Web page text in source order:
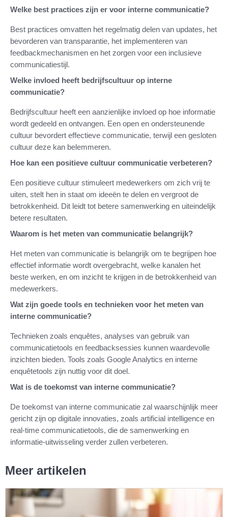
Welke best practices zijn er voor interne communicatie?
Best practices omvatten het regelmatig delen van updates, het
bevorderen van transparantie, het implementeren van
feedbackmechanismen en het zorgen voor een inclusieve
communicatiestijl.
Welke invloed heeft bedrijfscultuur op interne
communicatie?
Bedrijfscultuur heeft een aanzienlijke invloed op hoe informatie
wordt gedeeld en ontvangen. Een open en ondersteunende
cultuur bevordert effectieve communicatie, terwijl een gesloten
cultuur deze kan belemmeren.
Hoe kan een positieve cultuur communicatie verbeteren?
Een positieve cultuur stimuleert medewerkers om zich vrij te
uiten, stelt hen in staat om ideeën te delen en vergroot de
betrokkenheid. Dit leidt tot betere samenwerking en uiteindelijk
betere resultaten.
Waarom is het meten van communicatie belangrijk?
Het meten van communicatie is belangrijk om te begrijpen hoe
effectief informatie wordt overgebracht, welke kanalen het
beste werken, en om inzicht te krijgen in de betrokkenheid van
medewerkers.
Wat zijn goede tools en technieken voor het meten van
interne communicatie?
Technieken zoals enquêtes, analyses van gebruik van
communicatietools en feedbacksessies kunnen waardevolle
inzichten bieden. Tools zoals Google Analytics en interne
enquêtetools zijn nuttig voor dit doel.
Wat is de toekomst van interne communicatie?
De toekomst van interne communicatie zal waarschijnlijk meer
gericht zijn op digitale innovaties, zoals artificial intelligence en
real-time communicatietools, die de samenwerking en
informatie-uitwisseling verder zullen verbeteren.
Meer artikelen